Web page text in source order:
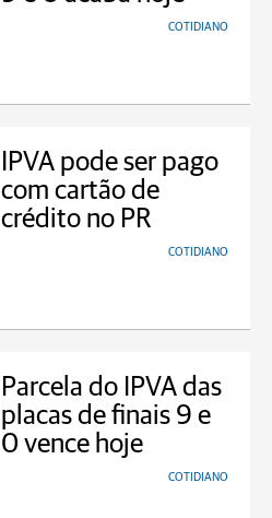
COTIDIANO
IPVA pode ser pago
com cartão de
crédito no PR
COTIDIANO
Parcela do IPVA das
placas de finais 9 e
0 vence hoje
COTIDIANO